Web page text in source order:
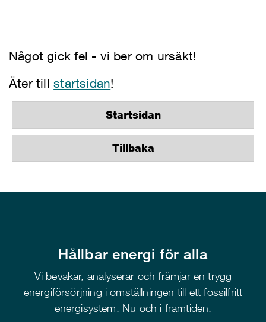
Något gick fel - vi ber om ursäkt!
Åter tillstartsidan!
Startsidan
Tillbaka
Hållbar energi för alla
Vi bevakar, analyserar och främjar en trygg
energiförsörjning i omställningen till ett fossilfritt
energisystem. Nu och i framtiden.